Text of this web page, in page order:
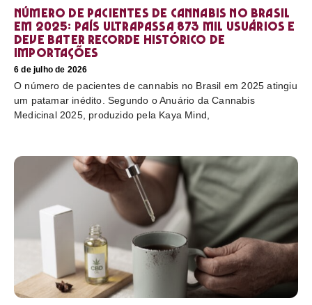
Número de pacientes de cannabis no Brasil
em 2025: país ultrapassa 873 mil usuários e
deve bater recorde histórico de
importações
6 de julho de 2026
O número de pacientes de cannabis no Brasil em 2025 atingiu
um patamar inédito. Segundo o Anuário da Cannabis
Medicinal 2025, produzido pela Kaya Mind,